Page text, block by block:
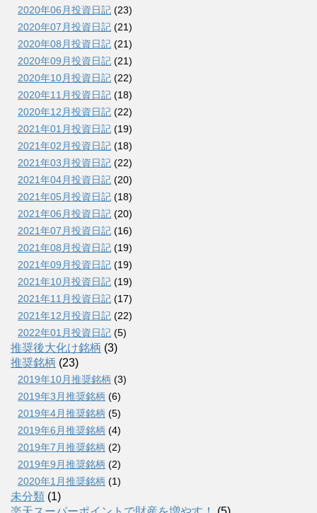
2020年06月投資日記 (23)
2020年07月投資日記 (21)
2020年08月投資日記 (21)
2020年09月投資日記 (21)
2020年10月投資日記 (22)
2020年11月投資日記 (18)
2020年12月投資日記 (22)
2021年01月投資日記 (19)
2021年02月投資日記 (18)
2021年03月投資日記 (22)
2021年04月投資日記 (20)
2021年05月投資日記 (18)
2021年06月投資日記 (20)
2021年07月投資日記 (16)
2021年08月投資日記 (19)
2021年09月投資日記 (19)
2021年10月投資日記 (19)
2021年11月投資日記 (17)
2021年12月投資日記 (22)
2022年01月投資日記 (5)
推奨後大化け銘柄 (3)
推奨銘柄 (23)
2019年10月推奨銘柄 (3)
2019年3月推奨銘柄 (6)
2019年4月推奨銘柄 (5)
2019年6月推奨銘柄 (4)
2019年7月推奨銘柄 (2)
2019年9月推奨銘柄 (2)
2020年1月推奨銘柄 (1)
未分類 (1)